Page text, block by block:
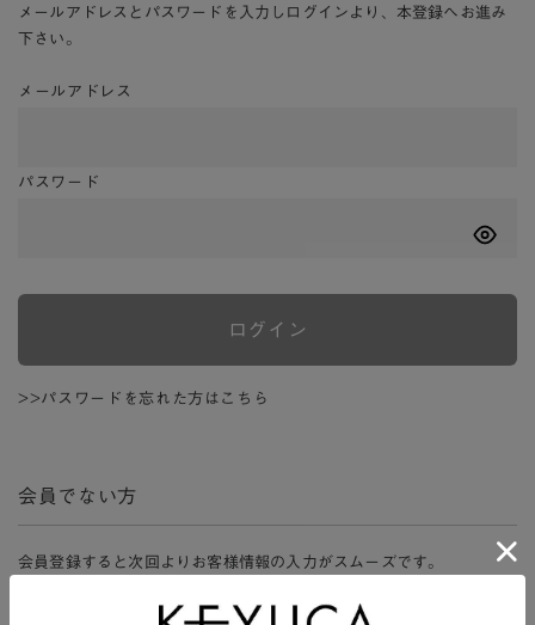
メールアドレスとパスワードを入力しログインより、本登録へお進み
下さい。
メールアドレス
パスワード
ログイン
>>パスワードを忘れた方はこちら
会員でない方
会員登録すると次回よりお客様情報の入力がスムーズです。
ージ、購入履歴をご利用いただけます。